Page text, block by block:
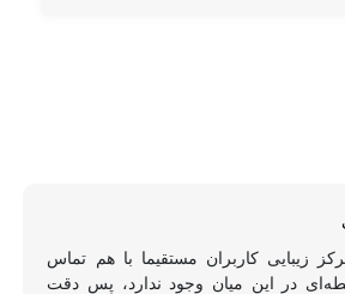
زیبایی کاربران مستقیما با هم تماس
در این میان وجود ندارد، پس دقت